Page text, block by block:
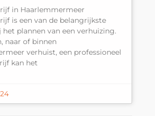
in Haarlemmermeer
is een van de belangrijkste
het plannen van een verhuizing.
naar of binnen
verhuist, een professioneel
kan het